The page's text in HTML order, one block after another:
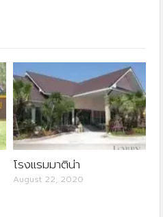
โรงแรมมาติน่า
August 22, 2020